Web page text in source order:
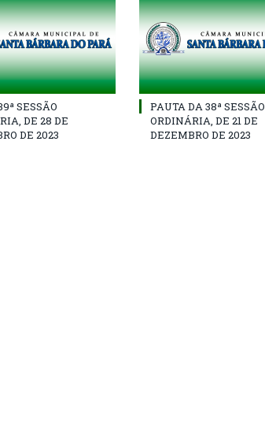
SESSÃO
DE 28 DE
DE 2023
PAUTA DA 38ª SESSÃO
ORDINÁRIA, DE 21 DE
DEZEMBRO DE 2023